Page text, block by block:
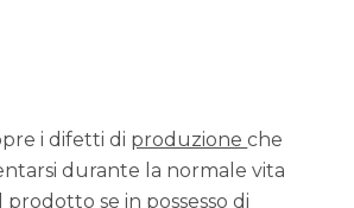
i difetti di produzioneche
durante la normale vita
se in possesso di